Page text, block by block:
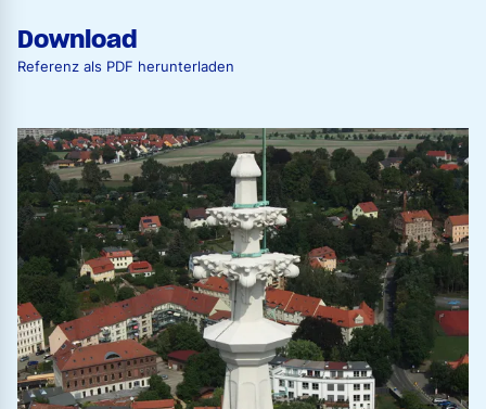
Download
Referenz als PDF herunterladen